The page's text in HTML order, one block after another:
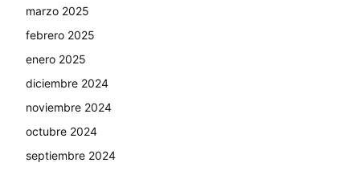
marzo 2025
febrero 2025
enero 2025
diciembre 2024
noviembre 2024
octubre 2024
septiembre 2024